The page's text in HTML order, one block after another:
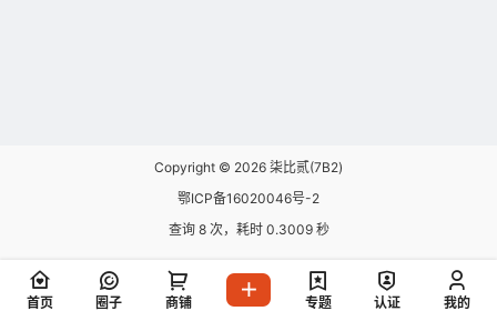
Copyright © 2026 柒比贰(7B2)
鄂ICP备16020046号-2
查询 8 次，耗时 0.3009 秒
首页 圈子 商铺 专题 认证 我的